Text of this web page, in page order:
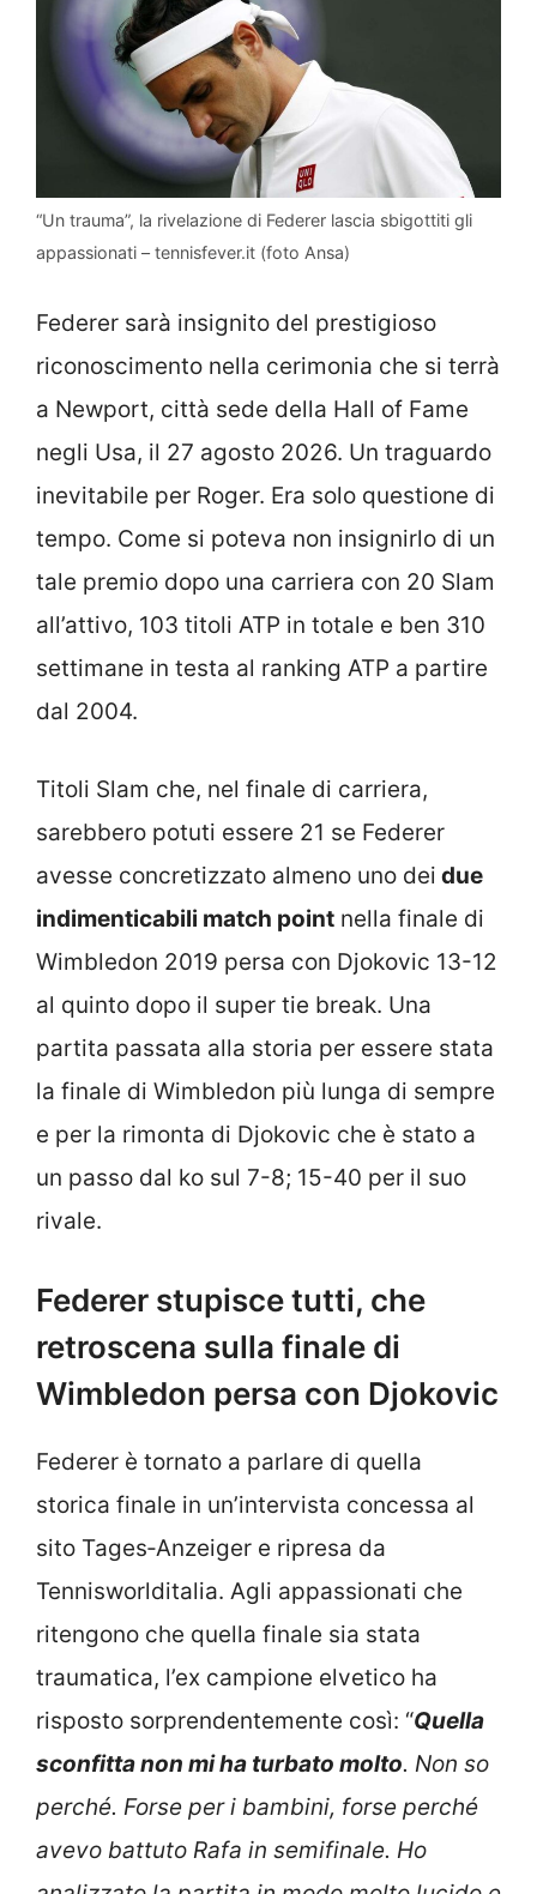
“Un trauma”, la rivelazione di Federer lascia sbigottiti gli
appassionati – tennisfever.it (foto Ansa)
Federer sarà insignito del prestigioso
riconoscimento nella cerimonia che si terrà
a Newport, città sede della Hall of Fame
negli Usa, il 27 agosto 2026. Un traguardo
inevitabile per Roger. Era solo questione di
tempo. Come si poteva non insignirlo di un
tale premio dopo una carriera con 20 Slam
all’attivo, 103 titoli ATP in totale e ben 310
settimane in testa al ranking ATP a partire
dal 2004.
Titoli Slam che, nel finale di carriera,
sarebbero potuti essere 21 se Federer
avesse concretizzato almeno uno dei due
indimenticabili match point nella finale di
Wimbledon 2019 persa con Djokovic 13-12
al quinto dopo il super tie break. Una
partita passata alla storia per essere stata
la finale di Wimbledon più lunga di sempre
e per la rimonta di Djokovic che è stato a
un passo dal ko sul 7-8; 15-40 per il suo
rivale.
Federer stupisce tutti, che
retroscena sulla finale di
Wimbledon persa con Djokovic
Federer è tornato a parlare di quella
storica finale in un’intervista concessa al
sito Tages‐Anzeiger e ripresa da
Tennisworlditalia. Agli appassionati che
ritengono che quella finale sia stata
traumatica, l’ex campione elvetico ha
risposto sorprendentemente così: “Quella
sconfitta non mi ha turbato molto. Non so
perché. Forse per i bambini, forse perché
avevo battuto Rafa in semifinale. Ho